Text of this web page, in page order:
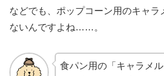
などでも、ポップコーン用のキャラ
ないんですよね……。
食パン用の「キャラメル